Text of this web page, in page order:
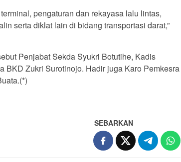
pengaturan dan rekayasa lalu lintas,
serta diklat lain di bidang transportasi darat,”
Penjabat Sekda Syukri Botutihe, Kadis
BKD Zukri Surotinojo. Hadir juga Karo Pemkesra
SEBARKAN